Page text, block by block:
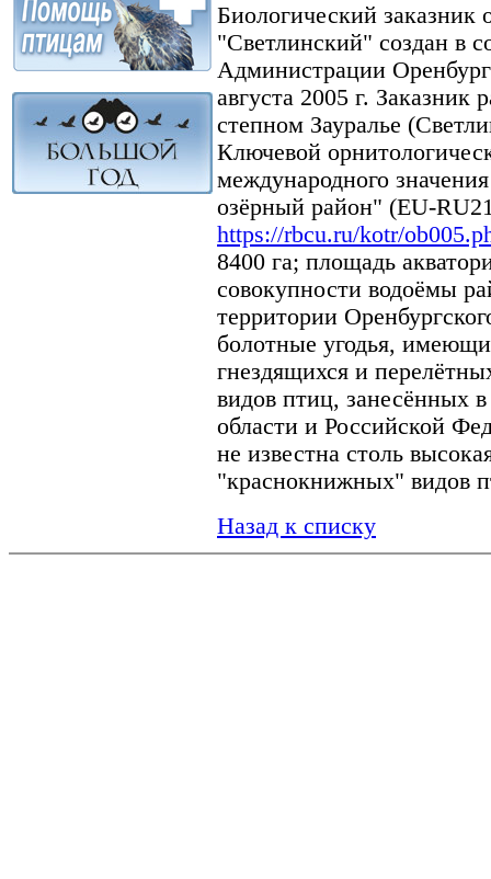
Биологический заказник
"Светлинский" создан в
Администрации
августа 2005 г. Заказник
степном Зауралье
Ключевой
международного
озёрный район" (EU-
https://rbcu.ru/kotr/
8400 га; площадь
совокупности водоёмы
территории
болотные угодья,
гнездящихся и
видов птиц, занесённых
области и Российской
не известна столь
"краснокнижных" видов
Назад к списку